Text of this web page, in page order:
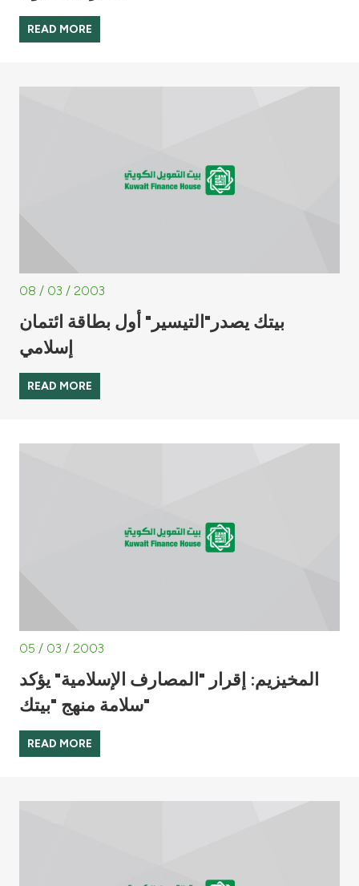
READ MORE
08 / 03 / 2003
بيتك يصدر"التيسير" أول بطاقة ائتمان
إسلامي
READ MORE
05 / 03 / 2003
المخيزيم: إقرار "المصارف الإسلامية" يؤكد
سلامة منهج "بيتك"
READ MORE